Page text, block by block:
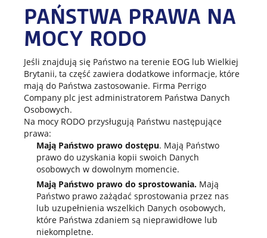
PAŃSTWA PRAWA NA
MOCY RODO
Jeśli znajdują się Państwo na terenie EOG lub Wielkiej
Brytanii, ta część zawiera dodatkowe informacje, które
mają do Państwa zastosowanie. Firma Perrigo
Company plc jest administratorem Państwa Danych
Osobowych.
Na mocy RODO przysługują Państwu następujące
prawa:
Mają Państwo prawo dostępu. Mają Państwo
prawo do uzyskania kopii swoich Danych
osobowych w dowolnym momencie.
Mają Państwo prawo do sprostowania. Mają
Państwo prawo zażądać sprostowania przez nas
lub uzupełnienia wszelkich Danych osobowych,
które Państwa zdaniem są nieprawidłowe lub
niekompletne.